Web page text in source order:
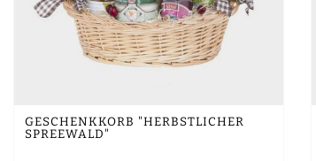
GESCHENKKORB "HERBSTLICHER
SPREEWALD"